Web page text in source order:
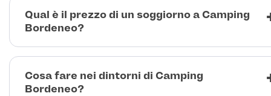
Qual è il prezzo di un soggiorno a Camping
Bordeneo?
Cosa fare nei dintorni di Camping
Bordeneo?